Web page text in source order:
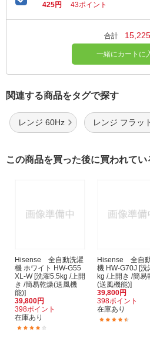
425円
43ポイント
合計 15,225
一緒にカートに
関連する商品をタグで探す
レンジ 60Hz レンジ フラッ
この商品を買った後に買われてい
Hisense 全自動洗濯
機 ホワイト HW-G55
XL-W [洗濯5.5kg /上開
き /簡易乾燥(送風機
能)]
39,800円
398ポイント
在庫あり
Hisense 全自
機 HW-G70J [洗
kg /上開き /簡易
(送風機能)]
39,800円
398ポイント
在庫あり